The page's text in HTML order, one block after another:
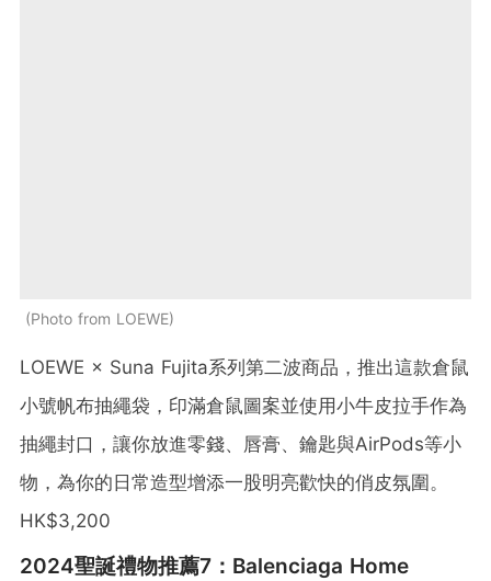
Photo from LOEWE
LOEWE × Suna Fujita系列第二波商品，推出這款倉鼠
小號帆布抽繩袋，印滿倉鼠圖案並使用小牛皮拉手作為
抽繩封口，讓你放進零錢、唇膏、鑰匙與AirPods等小
物，為你的日常造型增添一股明亮歡快的俏皮氛圍。
HK$3,200
2024聖誕禮物推薦7：Balenciaga Home